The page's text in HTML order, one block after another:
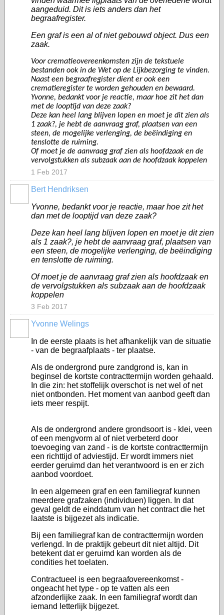
aangeduid. Dit is iets anders dan het
begraafregister.
Een graf is een al of niet gebouwd object. Dus een
zaak.
Voor crematieovereenkomsten zijn de tekstuele
bestanden ook in de Wet op de Lijkbezorging te vinden.
Naast een begraafregister dient er ook een
crematieregister te worden gehouden en bewaard.
Yvonne, bedankt voor je reactie, maar hoe zit het dan
met de looptijd van deze zaak?
Deze kan heel lang blijven lopen en moet je dit zien als
1 zaak?, je hebt de aanvraag graf, plaatsen van een
steen, de mogelijke verlenging, de beëindiging en
tenslotte de ruiming.
Of moet je de aanvraag graf zien als hoofdzaak en de
vervolgstukken als subzaak aan de hoofdzaak koppelen
1 Feb 2017
Bert Hendriksen
Yvonne, bedankt voor je reactie, maar hoe zit het
dan met de looptijd van deze zaak?
Deze kan heel lang blijven lopen en moet je dit zien
als 1 zaak?, je hebt de aanvraag graf, plaatsen van
een steen, de mogelijke verlenging, de beëindiging
en tenslotte de ruiming.
Of moet je de aanvraag graf zien als hoofdzaak en
de vervolgstukken als subzaak aan de hoofdzaak
koppelen
3 Feb 2017
Yvonne Welings
In de eerste plaats is het afhankelijk van de situatie
- van de begraafplaats - ter plaatse.
Als de ondergrond pure zandgrond is, kan in
beginsel de kortste contracttermijn worden gehaald.
In die zin: het stoffelijk overschot is net wel of net
niet ontbonden. Het moment van aanbod geeft dan
iets meer respijt.
Als de ondergrond andere grondsoort is - klei, veen
of een mengvorm al of niet verbeterd door
toevoeging van zand - is de kortste contracttermijn
een richttijd of adviestijd. Er wordt immers niet
eerder geruimd dan het verantwoord is en er zich
aanbod voordoet.
In een algemeen graf en een familiegraf kunnen
meerdere grafzaken (individuen) liggen. In dat
geval geldt de einddatum van het contract die het
laatste is bijgezet als indicatie.
Bij een familiegraf kan de contracttermijn worden
verlengd. In de praktijk gebeurt dit niet altijd. Dit
betekent dat er geruimd kan worden als de
condities het toelaten.
Contractueel is een begraafovereenkomst -
ongeacht het type - op te vatten als een
afzonderlijke zaak. In een familiegraf wordt dan
iemand letterlijk bijgezet.